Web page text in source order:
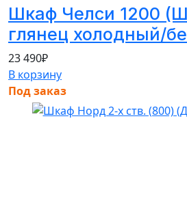
Шкаф Челси 1200
глянец холодный/
23 490₽
В корзину
Под заказ